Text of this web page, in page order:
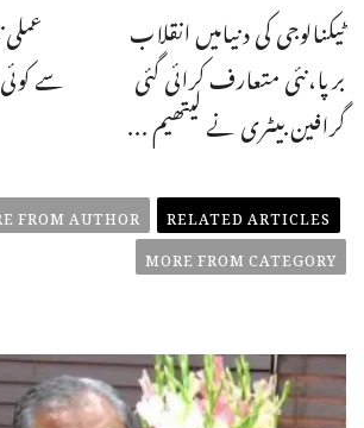
سے
ٹیکنالوجی کی دنیامیں انقلاب
برپا،نئی متعارف کرائی گئی
گرافین بیٹری نے لیتھیم ...
RELATED ARTICLES
FROM AUTHOR
MORE FROM CATEGORY